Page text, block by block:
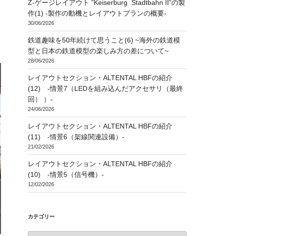
Z-ゲージレイアウト ”Keiserburg Stadtbahn II”の製
作(1) -製作の動機とレイアウトプランの概要-
30/06/2026
鉄道趣味を50年続けて思うこと(6) ~海外の鉄道模
型と日本の鉄道模型の楽しみ方の差について~
28/06/2026
レイアウトセクション・ALTENTAL HBFの紹介
(12) -情景7（LEDを組み込んだアクセサリ（最終
回） ）-
24/06/2026
レイアウトセクション・ALTENTAL HBFの紹介
(11) -情景6（架線関連設備）-
21/02/2026
レイアウトセクション・ALTENTAL HBFの紹介
(10) -情景5（信号機）-
12/02/2026
カテゴリー